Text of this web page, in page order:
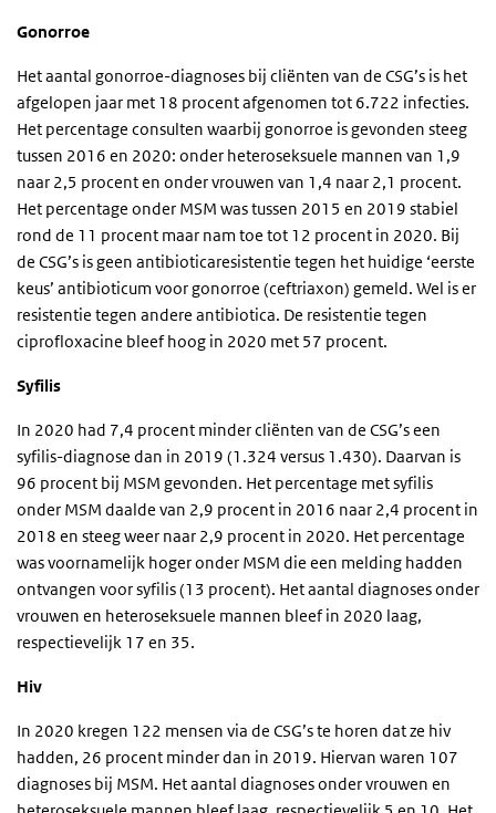
Gonorroe
Het aantal gonorroe-diagnoses bij cliënten van de CSG’s is het
afgelopen jaar met 18 procent afgenomen tot 6.722 infecties.
Het percentage consulten waarbij gonorroe is gevonden steeg
tussen 2016 en 2020: onder heteroseksuele mannen van 1,9
naar 2,5 procent en onder vrouwen van 1,4 naar 2,1 procent.
Het percentage onder MSM was tussen 2015 en 2019 stabiel
rond de 11 procent maar nam toe tot 12 procent in 2020. Bij
de CSG’s is geen antibioticaresistentie tegen het huidige ‘eerste
keus’ antibioticum voor gonorroe (ceftriaxon) gemeld. Wel is er
resistentie tegen andere antibiotica. De resistentie tegen
ciprofloxacine bleef hoog in 2020 met 57 procent.
Syfilis
In 2020 had 7,4 procent minder cliënten van de CSG’s een
syfilis-diagnose dan in 2019 (1.324 versus 1.430). Daarvan is
96 procent bij MSM gevonden. Het percentage met syfilis
onder MSM daalde van 2,9 procent in 2016 naar 2,4 procent in
2018 en steeg weer naar 2,9 procent in 2020. Het percentage
was voornamelijk hoger onder MSM die een melding hadden
ontvangen voor syfilis (13 procent). Het aantal diagnoses onder
vrouwen en heteroseksuele mannen bleef in 2020 laag,
respectievelijk 17 en 35.
Hiv
In 2020 kregen 122 mensen via de CSG’s te horen dat ze hiv
hadden, 26 procent minder dan in 2019. Hiervan waren 107
diagnoses bij MSM. Het aantal diagnoses onder vrouwen en